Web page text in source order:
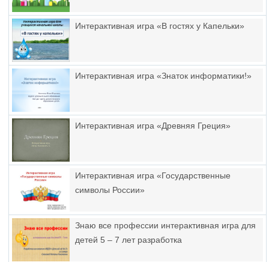
Интерактивная игра «В гостях у Капельки»
Интерактивная игра «Знаток информатики!»
Интерактивная игра «Древняя Греция»
Интерактивная игра «Государственные
символы России»
Знаю все профессии интерактивная игра для
детей 5 – 7 лет разработка